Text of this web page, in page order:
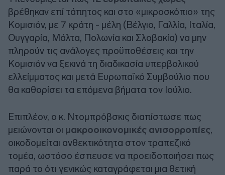
βρέθηκαν επί τάπητος και στο «μικροσκόπιο» της
Κομισιόν, με 7 κράτη - μέλη (Βέλγιο, Γαλλία, Ιταλία,
Ουγγαρία, Μάλτα, Πολωνία και Σλοβακία) να μην
πληρούν τις ανάλογες προϋποθέσεις και την
Κομισιόν να ξεκινά τη διαδικασία υπερβολικού
ελλείμματος και μετά Ευρωπαϊκό Συμβούλιο που
θα καθορίσει τα επόμενα βήματα τον Ιούλιο.
Επιπλέον, ο κ. Ντομπρόβσκις διαπίστωσε πως
μειώνονται οι μακροοικονομικές ανισορροπίες,
οικοδομείται ανθεκτικότητα στον τραπεζικό
τομέα, ωστόσο έσπευσε να προειδοποιήσει πως
παρά το ότι γενικώς καταγράφεται μια θετική